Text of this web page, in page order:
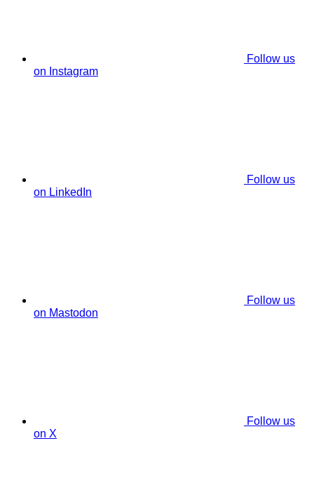
Follow us
on Instagram
Follow us
on LinkedIn
Follow us
on Mastodon
Follow us
on X